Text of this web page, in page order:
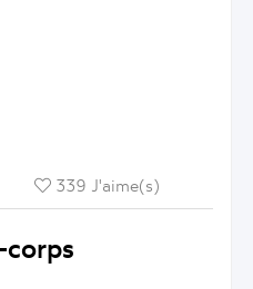
339 J'aime(s)
corps